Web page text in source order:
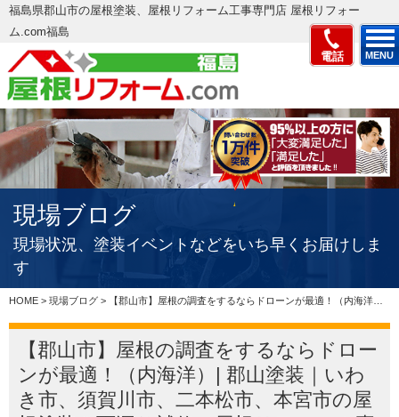
福島県郡山市の屋根塗装、屋根リフォーム工事専門店 屋根リフォー
ム.com福島
電話
MENU
現場ブログ
現場状況、塗装イベントなどをいち早くお届けしま
す
HOME > 現場ブログ > 【郡山市】屋根の調査をするならドローンが最適！（内海洋）| 郡山塗装｜いわき市、須賀川市、二本松市、本宮市の屋根塗装＆雨漏り補修、屋根リフォーム専門店郡山塗装、適正価格で評判の見積もりを実現
【郡山市】屋根の調査をするならドロー
ンが最適！（内海洋）| 郡山塗装｜いわ
き市、須賀川市、二本松市、本宮市の屋